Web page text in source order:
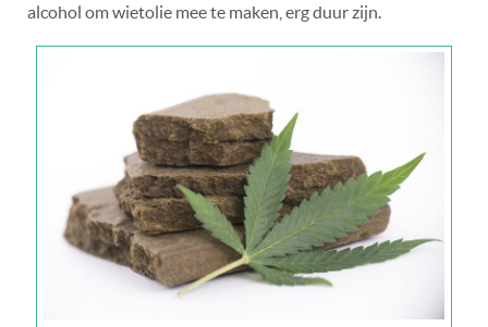
alcohol om wietolie mee te maken, erg duur zijn.